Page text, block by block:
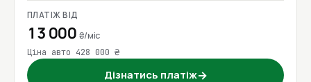
ПЛАТІЖ ВІД
13 000 ₴/міс
Ціна авто 428 000 ₴
Дізнатись платіж→